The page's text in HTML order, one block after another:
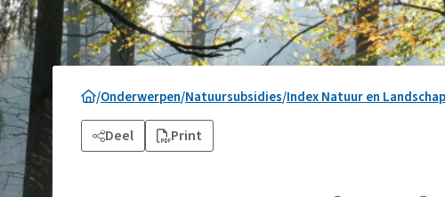
/Onderwerpen/Natuursubsidies/Index Natuur en Landschap
Deel Print